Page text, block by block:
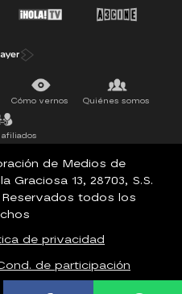
Cómo vernos Quiénes somos
de Medios de
Graciosa 13, 28703, S.S.
todos los
de privacidad
de participación